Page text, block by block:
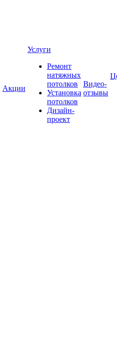
Акции
Услуги
Ремонт
натяжных
потолков
Установка
потолков
Дизайн-
проект
Видео-
отзывы